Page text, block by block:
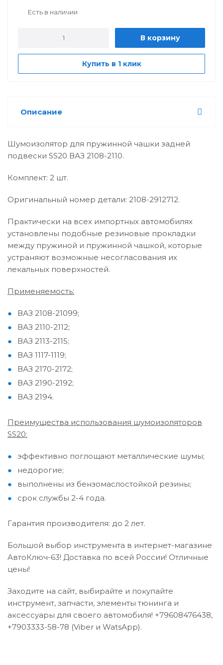
Есть в наличии
В корзину
Купить в 1 клик
Описание
Шумоизолятор для пружинной чашки задней
подвески SS20 ВАЗ 2108-2110.
Комплект: 2 шт.
Оригинальный номер детали: 2108-2912712.
Практически на всех импортных автомобилях
установлены подобные резиновые прокладки
между пружиной и пружинной чашкой, которые
устраняют возможные несогласования их
лекальных поверхностей.
Применяемость:
ВАЗ 2108-21099;
ВАЗ 2110-2112;
ВАЗ 2113-2115;
ВАЗ 1117-1119;
ВАЗ 2170-2172;
ВАЗ 2190-2192;
ВАЗ 2194.
Преимущества использования шумоизоляторов
SS20:
эффективно поглощают металлические шумы;
недорогие;
выполнены из бензомаслостойкой резины;
срок службы 2-4 года.
Гарантия производителя: до 2 лет.
Большой выбор инструмента в интернет-магазине
АвтоКлюч-63! Доставка по всей России! Отличные
цены!
Заходите на сайт, выбирайте и покупайте
инструмент, запчасти, элементы тюнинга и
аксессуары для своего автомобиля! +79608476438,
+7903333-58-78 (Viber и WatsАpp).